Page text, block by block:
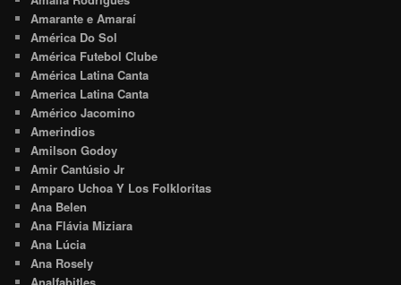
Amarante e Amaraí
América Do Sol
América Futebol Clube
América Latina Canta
America Latina Canta
Américo Jacomino
Amerindios
Amilson Godoy
Amir Cantúsio Jr
Amparo Uchoa Y Los Folkloritas
Ana Belen
Ana Flávia Miziara
Ana Lúcia
Ana Rosely
Analfabitles